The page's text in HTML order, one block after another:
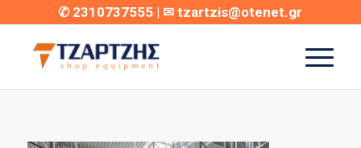
✆ 2310737555 | ✉tzartzis@otenet.gr